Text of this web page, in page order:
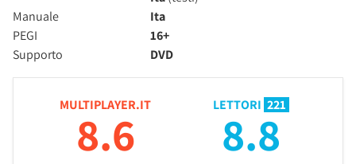
Manuale
Ita
PEGI
16+
Supporto
DVD
MULTIPLAYER.IT
8.6
LETTORI 221
8.8